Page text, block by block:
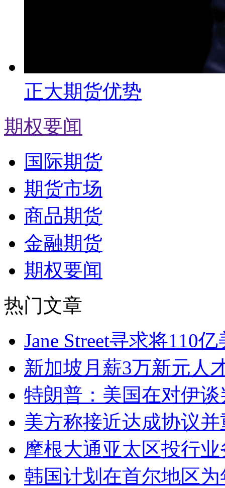
正大期货优势
期权要闻
国际期货
期货市场
商品期货
金融期货
期权要闻
热门文章
Jane Street寻求将110
新加坡月薪3万新元人
特朗普：美国在对伊
美方称接近达成协议
摩根大通亚太区投行
韩国计划在首尔地区